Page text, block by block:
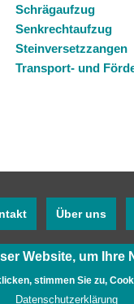
Schrägaufzug
Senkrechtaufzug
Steinversetzzangen
Transport- und
Über uns
Website, um Ihre
stimmen Sie zu,
Datenschutzerklärung